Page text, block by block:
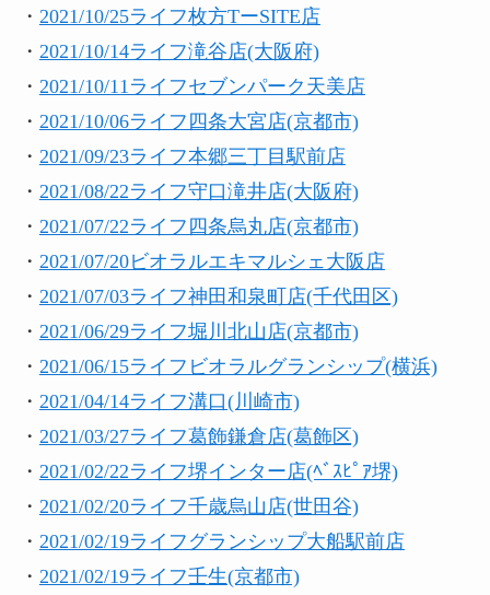
・ 2021/10/25ライフ枚方TーSITE店
・ 2021/10/14ライフ滝谷店(大阪府)
・ 2021/10/11ライフセブンパーク天美店
・ 2021/10/06ライフ四条大宮店(京都市)
・ 2021/09/23ライフ本郷三丁目駅前店
・ 2021/08/22ライフ守口滝井店(大阪府)
・ 2021/07/22ライフ四条烏丸店(京都市)
・ 2021/07/20ビオラルエキマルシェ大阪店
・ 2021/07/03ライフ神田和泉町店(千代田区)
・ 2021/06/29ライフ堀川北山店(京都市)
・ 2021/06/15ライフビオラルグランシップ(横浜)
・ 2021/04/14ライフ溝口(川崎市)
・ 2021/03/27ライフ葛飾鎌倉店(葛飾区)
・ 2021/02/22ライフ堺インター店(ﾍﾞｽﾋﾟｱ堺)
・ 2021/02/20ライフ千歳烏山店(世田谷)
・ 2021/02/19ライフグランシップ大船駅前店
・ 2021/02/19ライフ壬生(京都市)